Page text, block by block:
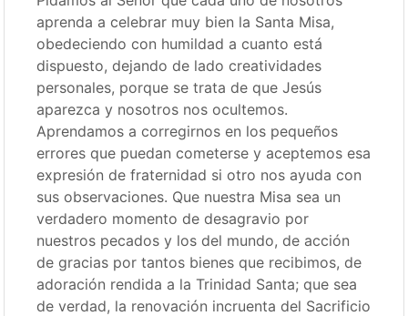
aprenda a celebrar muy bien la Santa Misa,
obedeciendo con humildad a cuanto está
dispuesto, dejando de lado creatividades
personales, porque se trata de que Jesús
aparezca y nosotros nos ocultemos.
Aprendamos a corregirnos en los pequeños
errores que puedan cometerse y aceptemos esa
expresión de fraternidad si otro nos ayuda con
sus observaciones. Que nuestra Misa sea un
verdadero momento de desagravio por
nuestros pecados y los del mundo, de acción
de gracias por tantos bienes que recibimos, de
adoración rendida a la Trinidad Santa; que sea
de verdad, la renovación incruenta del Sacrificio